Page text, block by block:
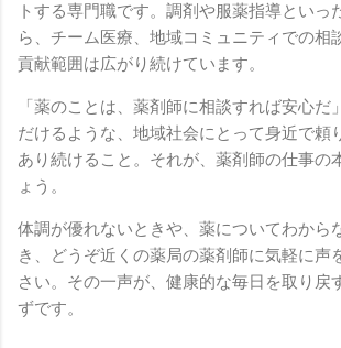
トする専門職です。調剤や服薬指導といっ
ら、チーム医療、地域コミュニティでの相
貢献範囲は広がり続けています。
「薬のことは、薬剤師に相談すれば安心だ
だけるような、地域社会にとって身近で頼
あり続けること。それが、薬剤師の仕事の
ょう。
体調が優れないときや、薬についてわから
き、どうぞ近くの薬局の薬剤師に気軽に声
さい。その一声が、健康的な毎日を取り戻
ずです。